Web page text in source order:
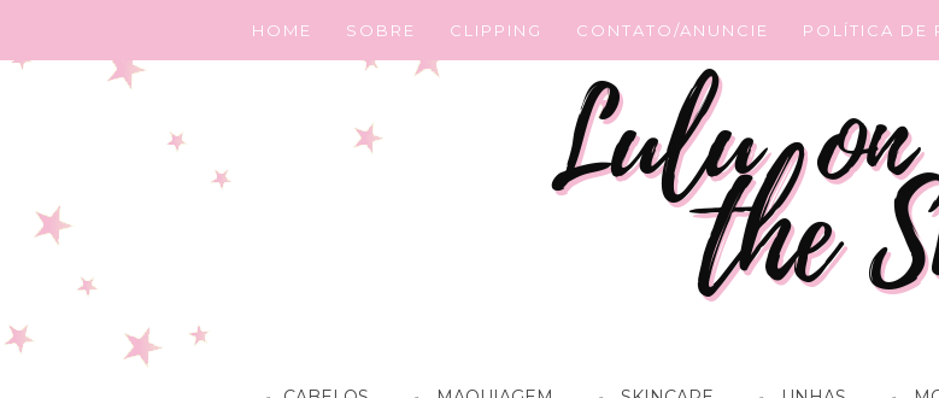
HOME SOBRE CLIPPING CONTATO/ANUNCIE POLÍTICA DE